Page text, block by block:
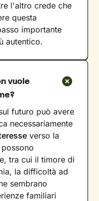
l'altro crede che
questa
importante
autentico.
vuole
futuro può avere
necessariamente
verso la
tra cui il timore di
la difficoltà ad
sembrano
familiari